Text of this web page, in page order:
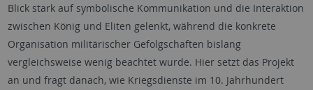
Blick stark auf symbolische Kommunikation und die Interaktion
zwischen König und Eliten gelenkt, während die konkrete
Organisation militärischer Gefolgschaften bislang
vergleichsweise wenig beachtet wurde. Hier setzt das Projekt
an und fragt danach, wie Kriegsdienste im 10. Jahrhundert